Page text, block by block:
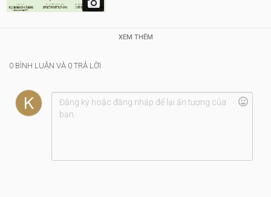
XEM THÊM
0 BÌNH LUẬN VÀ 0 TRẢ LỜI